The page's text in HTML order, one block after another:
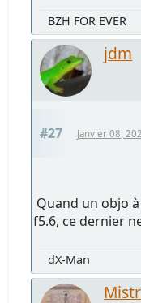
BZH FOR EVER
jdm
#27 Janvier 08,
Quand un objo
f5.6, ce dernier
dX-Man